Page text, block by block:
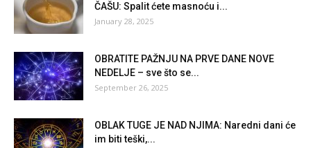
ČAŠU: Spalit ćete masnoću i...
January 28, 2025
OBRATITE PAŽNJU NA PRVE DANE NOVE
NEDELJE – sve što se...
September 26, 2025
OBLAK TUGE JE NAD NJIMA: Naredni dani će
im biti teški,...